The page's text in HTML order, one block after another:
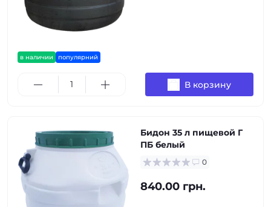
в наличии популярний
В корзину
Бидон 35 л пищевой Г
ПБ белый
0
840.00 грн.